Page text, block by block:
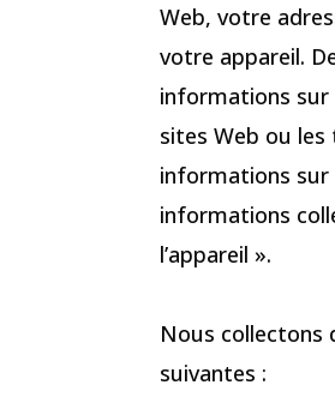
Web, votre
votre appareil.
informations sur
sites Web ou
informations sur
informations
l’appareil ».
Nous collectons
suivantes :